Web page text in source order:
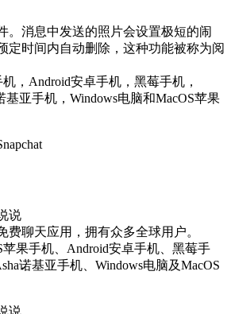
。消息中发送的照片会设置极短的闹
定时间内自动删除，这种功能被称为阅
，Android安卓手机，黑莓手机，
基亚手机，Windows电脑和MacOS苹果
说
费聊天应用，拥有众多全球用户。
果手机、Android安卓手机、黑莓手
诺基亚手机、Windows电脑及MacOS